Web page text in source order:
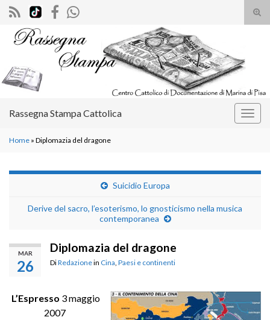
il
Search for:
Rassegna Stampa Cattolica
Home » Diplomazia del dragone
Suicidio Europa
Derive del sacro, l’esoterismo, lo gnosticismo nella musica
contemporanea
MAR
26
Diplomazia del dragone
DiRedazionein Cina Paesi e continenti
L’Espresso 3 maggio
2007